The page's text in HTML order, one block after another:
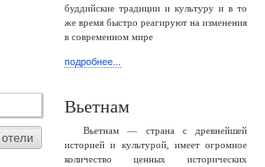
буддийские традиции и культуру и в то
же время быстро реагируют на изменения
в современном мире
подробнее...
отели
Вьетнам
Вьетнам — страна с древнейшей
историей и культурой, имеет огромное
количество ценных исторических